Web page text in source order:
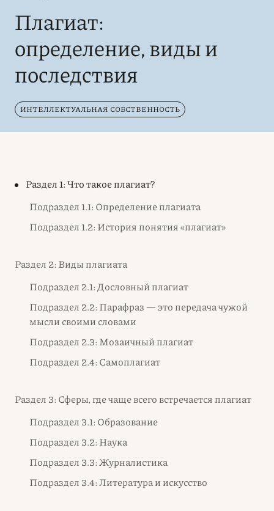
Плагиат:
определение, виды и
последствия
ИНТЕЛЛЕКТУАЛЬНАЯ СОБСТВЕННОСТЬ
Раздел 1: Что такое плагиат?
Подраздел 1.1: Определение плагиата
Подраздел 1.2: История понятия «плагиат»
Раздел 2: Виды плагиата
Подраздел 2.1: Дословный плагиат
Подраздел 2.2: Парафраз — это передача чужой
мысли своими словами
Подраздел 2.3: Мозаичный плагиат
Подраздел 2.4: Самоплагиат
Раздел 3: Сферы, где чаще всего встречается плагиат
Подраздел 3.1: Образование
Подраздел 3.2: Наука
Подраздел 3.3: Журналистика
Подраздел 3.4: Литература и искусство